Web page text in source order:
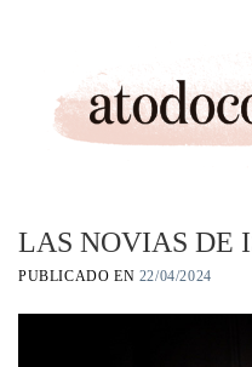
LAS NOVIAS DE
PUBLICADO EN 22/04/2024